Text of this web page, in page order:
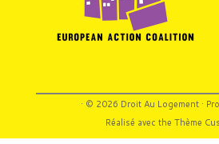
· © 2026 Droit Au Logement·
Réalisé avec theThème